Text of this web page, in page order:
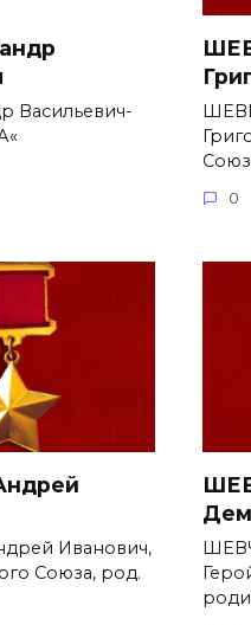
Васильевич-
0
Иванович,
Союза, род.